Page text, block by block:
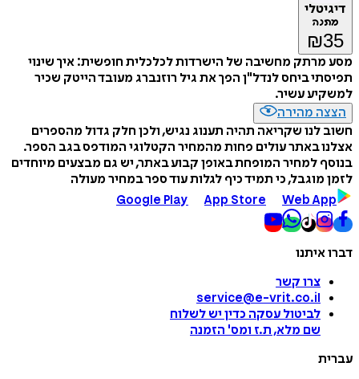
דיגיטלי
מתנה
₪35
מסע מרתק מחשיבה של הישרדות לכלכלית חופשית: איך שינוי
תפיסתי ביחס לנדל"ן הפך את גיל רוזנברג מעובד הייטק שכיר
למשקיע עשיר.
הצצה מהירה
חשוב לנו שקריאה תהיה תענוג נגיש, ולכן חלק גדול מהספרים
אצלנו באתר עולים פחות מהמחיר הקטלוגי המודפס בגב הספר.
בנוסף למחיר המופחת באופן קבוע באתר, יש גם מבצעים מיוחדים
לזמן מוגבל, כי תמיד כיף לגלות עוד ספר במחיר מעולה
Google Play
App Store Web App
דברו איתנו
צרו קשר
service@e-vrit.co.il
לביטול עסקה כדין יש לשלוח
שם מלא, ת.ז ומס' הזמנה
עברית